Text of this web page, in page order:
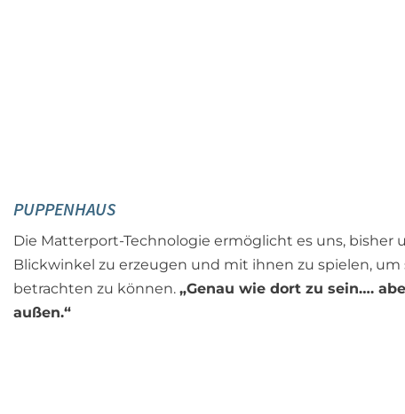
PUPPENHAUS
Die Matterport-Technologie ermöglicht es uns, bisher
Blickwinkel zu erzeugen und mit ihnen zu spielen, um
betrachten zu können. „Genau wie dort zu sein….
außen.“